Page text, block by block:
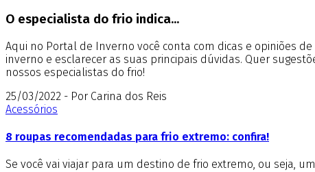
O especialista do frio indica...
Aqui no Portal de Inverno você conta com dicas e opiniões
inverno e esclarecer as suas principais dúvidas. Quer
nossos especialistas do frio!
25/03/2022 - Por Carina dos Reis
Acessórios
8 roupas recomendadas para frio extremo: confira!
Se você vai viajar para um destino de frio extremo, ou seja,